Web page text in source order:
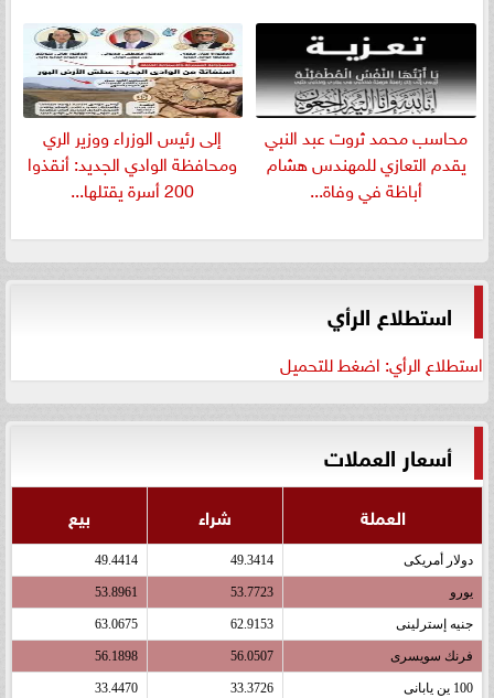
​محاسب محمد ثروت عبد النبي
يقدم التعازي للمهندس هشام
أباظة في وفاة...
إلى رئيس الوزراء ووزير الري
ومحافظة الوادي الجديد: أنقذوا
200 أسرة يقتلها...
استطلاع الرأي
استطلاع الرأي: اضغط للتحميل
أسعار العملات
العملة شراء بيع
دولار أمريكى 49.3414
49.4414
يورو 53.7723
53.8961
جنيه إسترلينى 62.9153
63.0675
فرنك سويسرى 56.0507
56.1898
100 ين يابانى 33.3726
33.4470